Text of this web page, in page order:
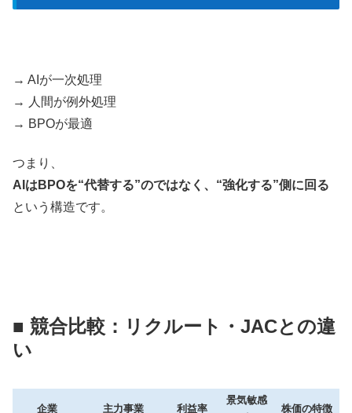
→ AIが一次処理
→ 人間が例外処理
→ BPOが最適
つまり、
AIはBPOを“代替する”のではなく、“強化する”側に回る
という構造です。
■ 競合比較：リクルート・JACとの違
い
企業 主力事業 利益率
景気敏感
株価の特徴